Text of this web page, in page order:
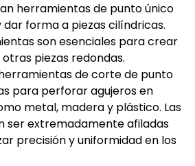
herramientas de punto único
forma a piezas cilíndricas.
son esenciales para crear
piezas redondas.
de corte de punto
para perforar agujeros en
metal, madera y plástico. Las
ser extremadamente afiladas
precisión y uniformidad en los